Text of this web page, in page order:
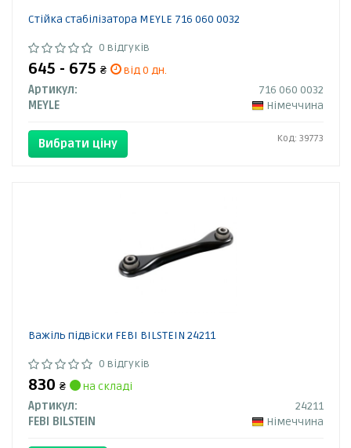
Стійка стабілізатора MEYLE 716 060 0032
0 відгуків
645 - 675 ₴
від 0 дн.
Артикул:
716 060 0032
MEYLE
Німеччина
Вибрати ціну Код: 39773
Важіль підвіски FEBI BILSTEIN 24211
0 відгуків
830 ₴
на складі
Артикул:
24211
FEBI BILSTEIN
Німеччина